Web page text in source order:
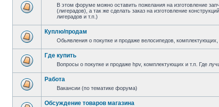
В этом форуме можно оставить пожелания на изготовление
(лигерадов), а так же сделать заказ на изготовление
лигерадов и т.п.)
Куплю/продам
Обьявления о покупке и продаже велосипедов,
Где купить
Вопросы о покупке и продаже hpv, комплектующих и т.п. Где
Работа
Вакансии (по тематике форума)
Обсуждение товаров магазина